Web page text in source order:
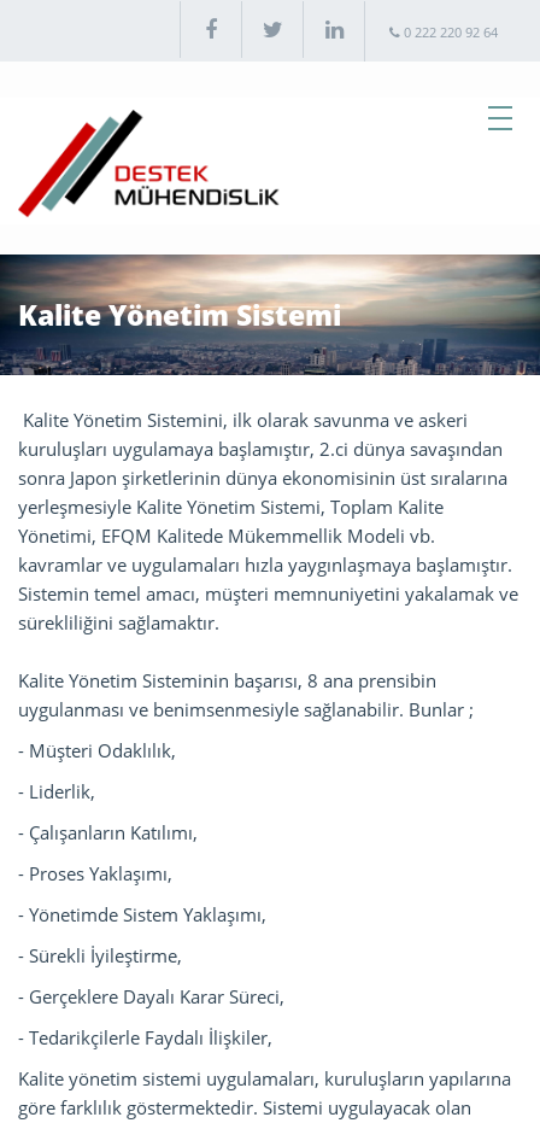
0 222 220 92 64
Kalite Yönetim Sistemi
Kalite Yönetim Sistemini, ilk olarak savunma ve askeri
kuruluşları uygulamaya başlamıştır, 2.ci dünya savaşından
sonra Japon şirketlerinin dünya ekonomisinin üst sıralarına
yerleşmesiyle Kalite Yönetim Sistemi, Toplam Kalite
Yönetimi, EFQM Kalitede Mükemmellik Modeli vb.
kavramlar ve uygulamaları hızla yaygınlaşmaya başlamıştır.
Sistemin temel amacı, müşteri memnuniyetini yakalamak ve
sürekliliğini sağlamaktır.
Kalite Yönetim Sisteminin başarısı, 8 ana prensibin
uygulanması ve benimsenmesiyle sağlanabilir. Bunlar ;
- Müşteri Odaklılık,
- Liderlik,
- Çalışanların Katılımı,
- Proses Yaklaşımı,
- Yönetimde Sistem Yaklaşımı,
- Sürekli İyileştirme,
- Gerçeklere Dayalı Karar Süreci,
- Tedarikçilerle Faydalı İlişkiler,
Kalite yönetim sistemi uygulamaları, kuruluşların yapılarına
göre farklılık göstermektedir. Sistemi uygulayacak olan